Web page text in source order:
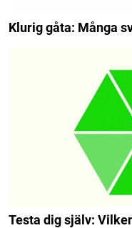
Klurig gåta: Många
Testa dig själv: